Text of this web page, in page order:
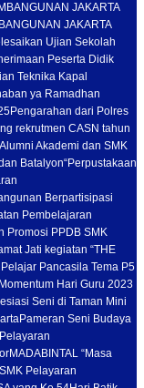
JAKARTA
JAKARTA
Ujian Sekolah
Peserta Didik
Teknika Kapal
ya Ramadhan
Pengarahan dari Polres
rekrutmen CASN tahun
Alumni Akademi dan SMK
Batalyon“Perpustakaan
Berpartisipasi
Pembelajaran
Promosi PPDB SMK
Jati kegiatan “THE
Pancasila Tema P5
Momentum Hari Guru 2023
Seni di Taman Mini
Pameran Seni Budaya
MADABINTAL “Masa
Pelayaran